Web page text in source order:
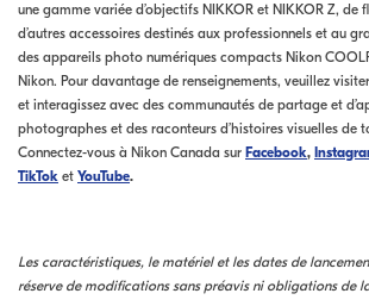
une gamme variée d’objectifs NIKKOR et NIKKOR Z, de
d’autres accessoires destinés aux professionnels et au
des appareils photo numériques compacts Nikon
Nikon. Pour davantage de renseignements, veuillez
et interagissez avec des communautés de partage et
photographes et des raconteurs d’histoires visuelles de
Connectez-vous à Nikon Canada sur Facebook,
TikTok et YouTube.
Les caractéristiques, le matériel et les dates de
réserve de modifications sans préavis ni obligations de